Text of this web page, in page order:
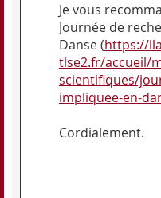
Je vous
Journée de
Danse (https://
tlse2.fr/accueil/
scientifiques/
impliquee-en-
Cordialement.